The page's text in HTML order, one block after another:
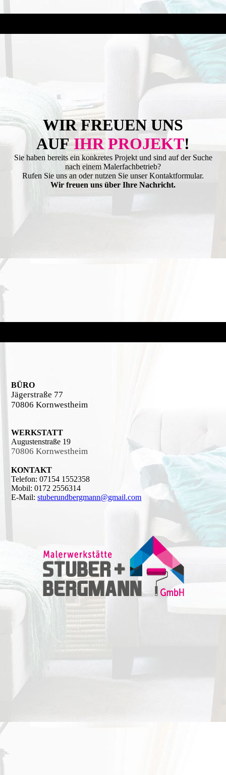
WIR FREUEN UNS
AUFIHR PROJEKT!
Sie haben bereits ein konkretes Projekt und sind auf der Suche
nach einem Malerfachbetrieb?
Rufen Sie uns an oder nutzen Sie unser Kontaktformular.
Wir freuen uns über Ihre Nachricht.
BÜRO
Jägerstraße 77
70806 Kornwestheim
WERKSTATT
Augustenstraße 19
70806 Kornwestheim
KONTAKT
Telefon: 07154 1552358
Mobil: 0172 2556314
E-Mail:stuberundbergmann@gmail.com